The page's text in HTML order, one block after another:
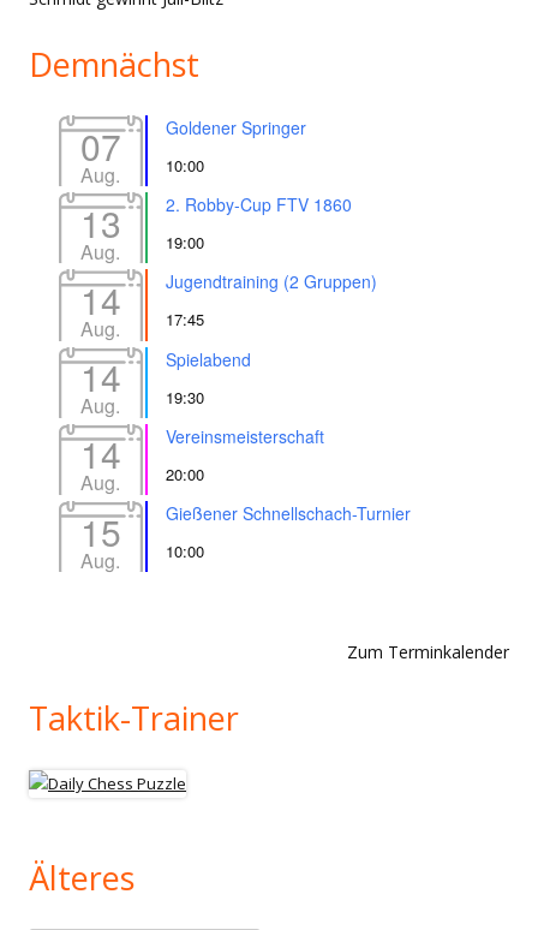
Demnächst
07
Aug.
Goldener Springer
10:00
13
Aug.
2. Robby-Cup FTV 1860
19:00
14
Aug.
Jugendtraining (2 Gruppen)
17:45
14
Aug.
Spielabend
19:30
14
Aug.
Vereinsmeisterschaft
20:00
15
Aug.
Gießener Schnellschach-Turnier
10:00
Zum Terminkalender
Taktik-Trainer
Älteres